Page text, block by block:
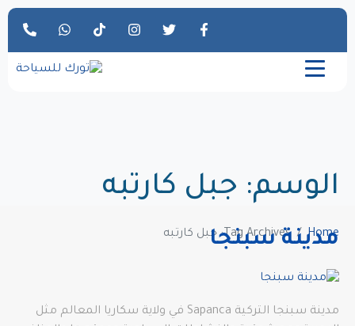
الوسم: جبل كارتبه
Home Tag Archives: جبل كارتبه
مدينة سبنجا
مدينة سبنجا التركية Sapanca في ولاية سكاريا المعالم مثل